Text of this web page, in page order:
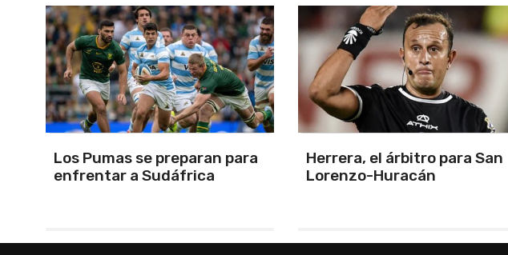
Herrera, el árbitro para San
Lorenzo-Huracán
Por la segunda fecha, Boca y
Estudiantes se miden en el